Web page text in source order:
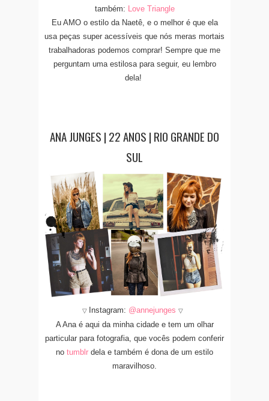
também: Love Triangle
Eu AMO o estilo da Naetê, e o melhor é que ela
usa peças super acessíveis que nós meras mortais
trabalhadoras podemos comprar! Sempre que me
perguntam uma estilosa para seguir, eu lembro
dela!
ANA JUNGES | 22 ANOS | RIO GRANDE DO
SUL
▽ Instagram: @annejunges ▽
A Ana é aqui da minha cidade e tem um olhar
particular para fotografia, que vocês podem conferir
no tumblr dela e também é dona de um estilo
maravilhoso.